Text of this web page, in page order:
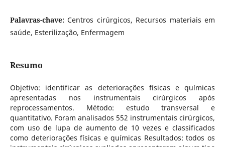
Palavras-chave:Centros cirúrgicos, Recursos materiais em
saúde, Esterilização, Enfermagem
Resumo
Objetivo: identificar as deteriorações físicas e químicas
apresentadas nos instrumentais cirúrgicos após
reprocessamentos. Método: estudo transversal e
quantitativo. Foram analisados 552 instrumentais cirúrgicos,
com uso de lupa de aumento de 10 vezes e classificados
como deteriorações físicas e químicas Resultados: todos os